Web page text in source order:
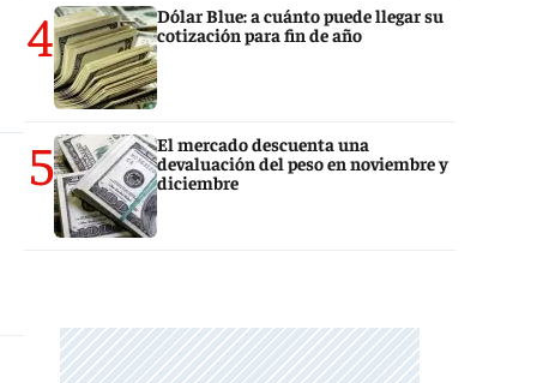
4
Dólar Blue: a cuánto puede llegar su
cotización para fin de año
5
El mercado descuenta una
devaluación del peso en noviembre y
diciembre